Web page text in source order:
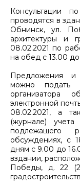
Консультации
проводятся в
Обнинск, ул.
архитектуры и
08.02.2021 по
на обед с 13.00 до
Предложения и
можно
организатора
электронной
08.02.2021, а
(журнале) учета
подлежащего
обсуждениях, с
дням с 9.00 до
вздании,
Победы, д. 22 (2